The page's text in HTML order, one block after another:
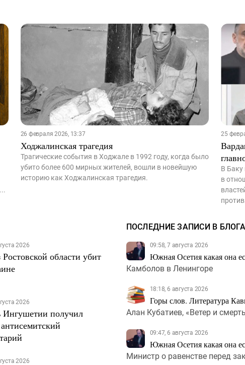
26 февраля 2026, 13:37
Ходжалинская трагедия
Трагические события в Ходжале в 1992 году, когда было
убито более 600 мирных жителей, вошли в новейшую
историю как Ходжалинская трагедия.
25
В
в
2026
области убит
2026
получил
2026
ПОСЛЕДНИЕ ЗАПИСИ В
09:58, 7 августа 2026
Южная Осетия какая она
Камболов в Ленингоре
18:18, 6 августа 2026
Горы слов. Литература
Алан Кубатиев, «Ветер и
09:47, 6 августа 2026
Южная Осетия какая она
Министр о равенстве перед